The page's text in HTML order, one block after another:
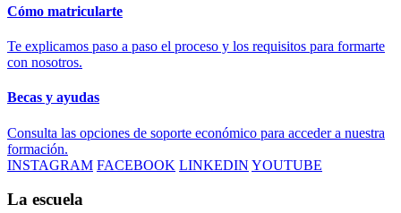
Cómo matricularte
Te explicamos paso a paso el proceso y los requisitos para formarte
con nosotros.
Becas y ayudas
Consulta las opciones de soporte económico para acceder a nuestra
formación.
INSTAGRAM FACEBOOK LINKEDIN YOUTUBE
La escuela